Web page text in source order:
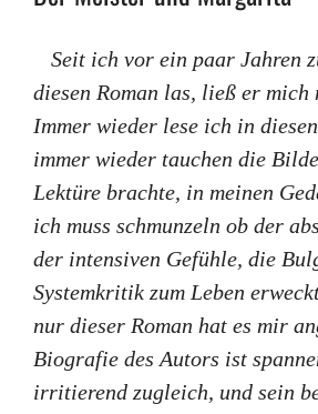
Seit ich vor ein paar Jahren
diesen Roman las, ließ er mich
Immer wieder lese ich in
immer wieder tauchen die
Lektüre brachte, in meinen
ich muss schmunzeln ob der
der intensiven Gefühle, die
Systemkritik zum Leben
nur dieser Roman hat es mir
Biografie des Autors ist
irritierend zugleich, und sein